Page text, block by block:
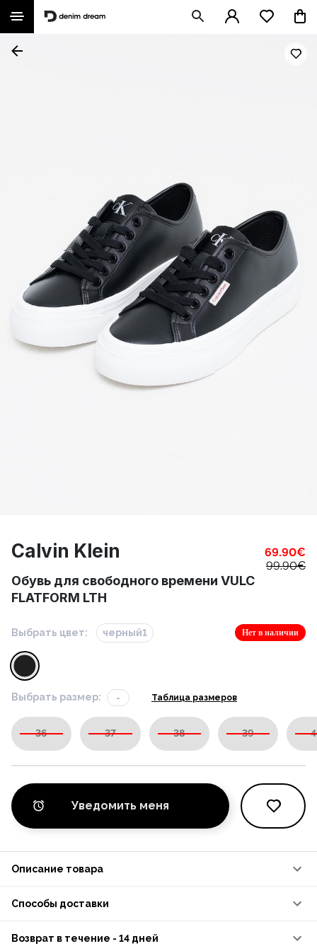
Calvin Klein 69.90€
99.90€
Обувь для свободного времени VULC
FLATFORM LTH
Выбрать цвет: черный1 Нет в наличии
Выбрать размер: - Таблица размеров
36 37 38 39
Уведомить меня
Описание товара
Способы доставки
Возврат в течение - 14 дней